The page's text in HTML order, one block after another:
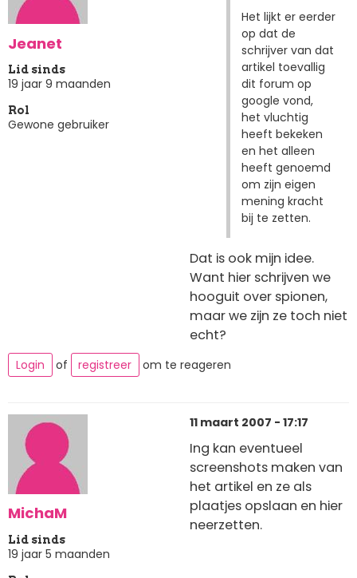
Jeanet
Lid sinds
19 jaar 9 maanden
Rol
Gewone gebruiker
Het lijkt er eerder
op dat de
schrijver van dat
artikel toevallig
dit forum op
google vond,
het vluchtig
heeft bekeken
en het alleen
heeft genoemd
om zijn eigen
mening kracht
bij te zetten.
Dat is ook mijn idee.
Want hier schrijven we
hooguit over spionen,
maar we zijn ze toch niet
echt?
Login of registreer om te reageren
MichaM
Lid sinds
19 jaar 5 maanden
11 maart 2007 - 17:17
Ing kan eventueel
screenshots maken van
het artikel en ze als
plaatjes opslaan en hier
neerzetten.